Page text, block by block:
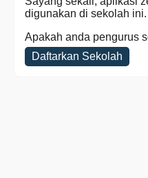
digunakan di sekolah ini.
Apakah anda pengurus
Daftarkan Sekolah